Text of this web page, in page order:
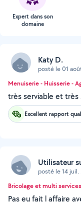
Expert dans son
domaine
Katy D.
posté le 01
Menuiserie - Huisserie -
très serviable et très
Excellent rapport
Utilisateur
posté le 14
Bricolage et multi services
Pas eu fait l affaire